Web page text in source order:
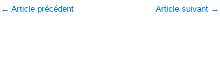
← Article précédent Article suivant →